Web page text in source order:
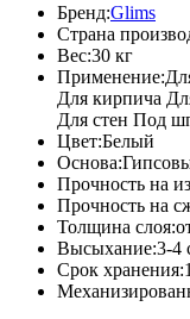
Бренд:Glims
Страна
Вес:30 кг
Применение:
Для кирпича
Для стен Под
Цвет:Белый
Основа:
Прочность на
Прочность на
Толщина слоя:
Высыхание:3-4
Срок хранения: